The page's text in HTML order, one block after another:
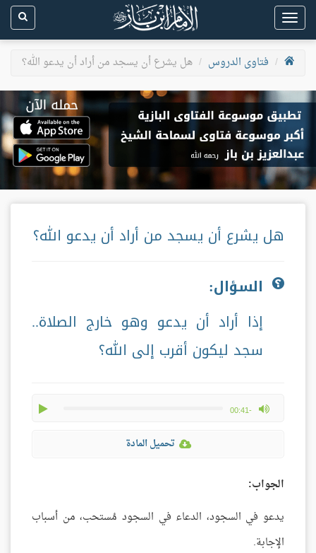
Toggle
navigation
فتاوى الدروس
هل يشرع أن يسجد من أراد أن يدعو الله؟
هل يشرع أن يسجد من أراد أن يدعو الله؟
السؤال:
إذا أراد أن يدعو وهو خارج الصلاة..
سجد ليكون أقرب إلى الله؟
-00:41
max volume
تحميل المادة
الجواب:
يدعو في السجود، الدعاء في السجود مُستحب، من أسباب
الإجابة.